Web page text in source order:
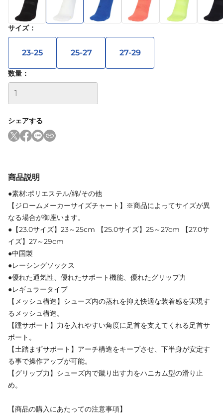
サイズ：
23-25 25-27 27-29
数量：
シェアする
商品説明
●素材:ポリエステル/綿/その他
【ジロームメーカーサイズチャート】※商品によってサイズが異
なる場合が御座います。
●【23.0サイズ】23～25cm 【25.0サイズ】25～27cm 【27.0サ
イズ】27～29cm
●中国製
●レーシングソックス
●優れた通気性、優れたサポート機能、優れたグリップ力
●レギュラータイプ
【メッシュ構造】シューズ内の蒸れを抑え快適な装着感を実現す
るメッシュ構造。
【踵サポート】力を入れやすい角度に足首を支えてくれる足首サ
ポート。
【土踏まずサポート】アーチ構造をキープさせ、下半身が安定す
る事で操作アップが可能。
【グリップ力】シューズ内で蹴り出す力をハニカム型の滑り止
め。
【商品の購入にあたっての注意事項】